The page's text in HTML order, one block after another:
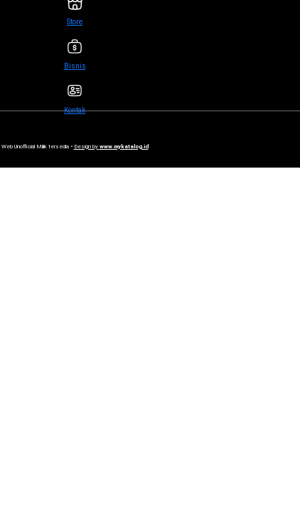
Store
Bisnis
Kontak
Web Unofficial Milik tersedia • Design by www.mykatalog.id